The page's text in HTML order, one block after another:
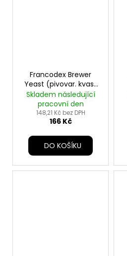
Francodex Brewer
Yeast (pivovar. kvas)
pes,kočka 60tbl
Skladem následující
pracovní den
148,21 Kč bez DPH
166 Kč
DO KOŠÍKU